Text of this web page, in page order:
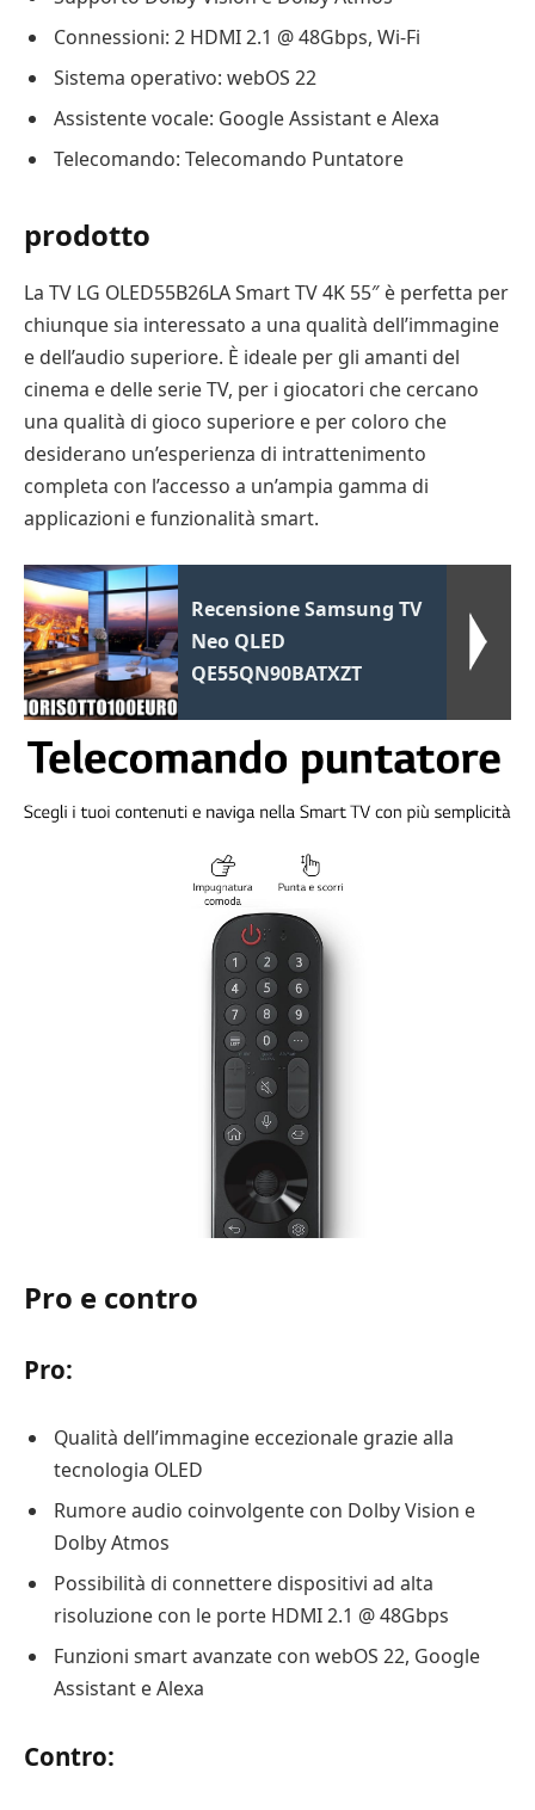
Connessioni: 2 HDMI 2.1 @ 48Gbps, Wi-Fi
Sistema operativo: webOS 22
Assistente vocale: Google Assistant e Alexa
Telecomando: Telecomando Puntatore
prodotto
La TV LG OLED55B26LA Smart TV 4K 55″ è perfetta per
chiunque sia interessato a una qualità dell’immagine
e dell’audio superiore. È ideale per gli amanti del
cinema e delle serie TV, per i giocatori che cercano
una qualità di gioco superiore e per coloro che
desiderano un’esperienza di intrattenimento
completa con l’accesso a un’ampia gamma di
applicazioni e funzionalità smart.
Recensione Samsung TV
Neo QLED
QE55QN90BATXZT
Pro e contro
Pro:
Qualità dell’immagine eccezionale grazie alla
tecnologia OLED
Rumore audio coinvolgente con Dolby Vision e
Dolby Atmos
Possibilità di connettere dispositivi ad alta
risoluzione con le porte HDMI 2.1 @ 48Gbps
Funzioni smart avanzate con webOS 22, Google
Assistant e Alexa
Contro: